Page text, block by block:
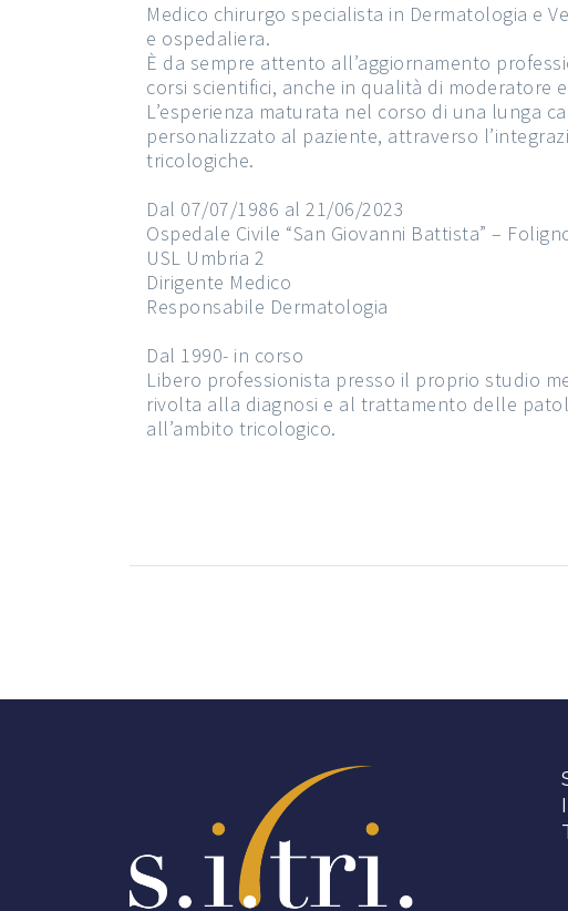
Medico chirurgo specialista in Dermatologia e
e ospedaliera.
È da sempre attento all’aggiornamento
corsi scientifici, anche in qualità di moderatore
L’esperienza maturata nel corso di una lunga
personalizzato al paziente, attraverso
tricologiche.
Dal 07/07/1986 al 21/06/2023
Ospedale Civile “San Giovanni Battista” –
USL Umbria 2
Dirigente Medico
Responsabile Dermatologia
Dal 1990- in corso
Libero professionista presso il proprio studio
rivolta alla diagnosi e al trattamento delle
all’ambito tricologico.